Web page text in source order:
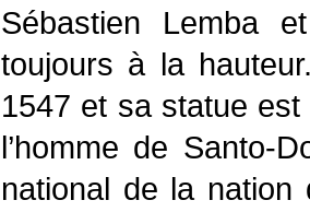
Sébastien Lemba
toujours à la
1547 et sa statue
l’homme de Santo-
national de la nation